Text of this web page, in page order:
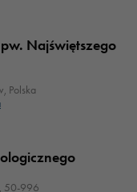
Najświętszego
Polska
50-996